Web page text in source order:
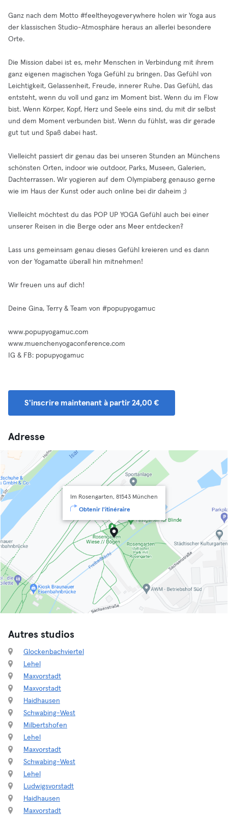
Ganz nach dem Motto #feeltheyogeverywhere holen wir Yoga aus
der klassischen Studio-Atmosphäre heraus an allerlei besondere
Orte.
Die Mission dabei ist es, mehr Menschen in Verbindung mit ihrem
ganz eigenen magischen Yoga Gefühl zu bringen. Das Gefühl von
Leichtigkeit, Gelassenheit, Freude, innerer Ruhe. Das Gefühl, das
entsteht, wenn du voll und ganz im Moment bist. Wenn du im Flow
bist. Wenn Körper, Kopf, Herz und Seele eins sind, du mit dir selbst
und dem Moment verbunden bist. Wenn du fühlst, was dir gerade
gut tut und Spaß dabei hast.
Vielleicht passiert dir genau das bei unseren Stunden an Münchens
schönsten Orten, indoor wie outdoor, Parks, Museen, Galerien,
Dachterrassen. Wir yogieren auf dem Olympiaberg genauso gerne
wie im Haus der Kunst oder auch online bei dir daheim ;)
Vielleicht möchtest du das POP UP YOGA Gefühl auch bei einer
unserer Reisen in die Berge oder ans Meer entdecken?
Lass uns gemeinsam genau dieses Gefühl kreieren und es dann
von der Yogamatte überall hin mitnehmen!
Wir freuen uns auf dich!
Deine Gina, Terry & Team von #popupyogamuc
www.popupyogamuc.com
www.muenchenyogaconference.com
IG & FB: popupyogamuc
S'inscrire maintenant à partir 24,00 €
Adresse
Im Rosengarten, 81543 München
Obtenir l'itinéraire
Autres studios
Glockenbachviertel
Lehel
Maxvorstadt
Maxvorstadt
Haidhausen
Schwabing-West
Milbertshofen
Lehel
Maxvorstadt
Schwabing-West
Lehel
Ludwigsvorstadt
Haidhausen
Maxvorstadt